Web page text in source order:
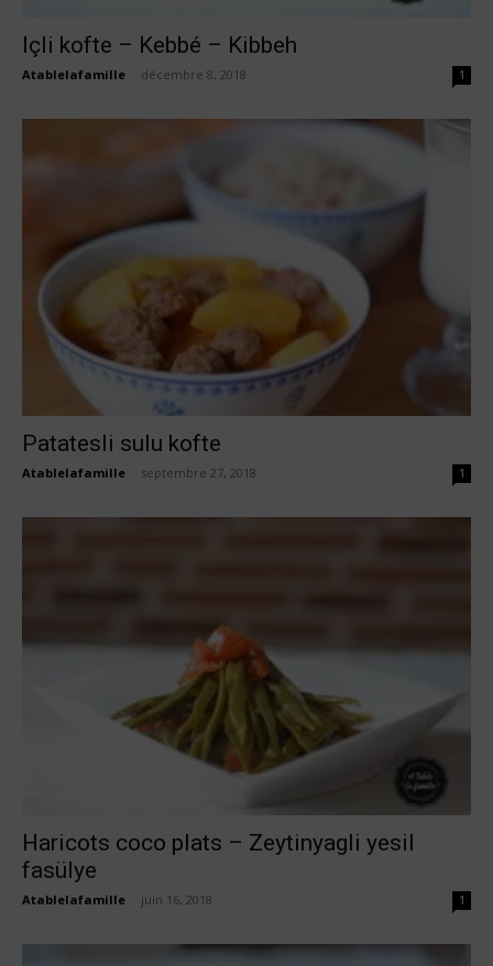
Içli kofte – Kebbé – Kibbeh
Atablelafamille décembre 8, 2018 1
Patatesli sulu kofte
Atablelafamille septembre 27, 2018 1
Haricots coco plats – Zeytinyagli yesil
fasülye
Atablelafamille juin 16, 2018 1